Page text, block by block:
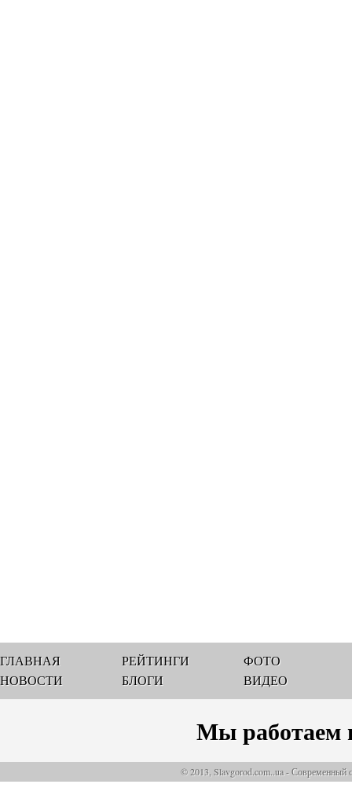
ГЛАВНАЯ
НОВОСТИ
РЕЙТИНГИ
БЛОГИ
ФОТО
ВИДЕО
Мы работаем
© 2013, Slavgorod.com..ua - Современный